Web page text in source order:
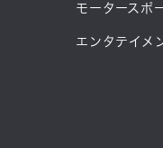
モータースポ
エンタテイメ